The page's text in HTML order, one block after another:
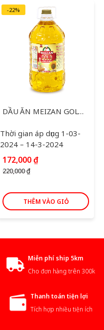
-22%
DẦU ĂN MEIZAN GOLD 5L
Thời gian áp dụng 1-03-
2024 – 14-3-2024
220,000₫
Giá
gốc
là:
172,000₫Giá
172,000 ₫.
THÊM VÀO GIỎ
Miễn phí ship 5km
Cho đơn hàng trên 300k
Thanh toán tiện lợi
Tích hợp nhiều tiện ích